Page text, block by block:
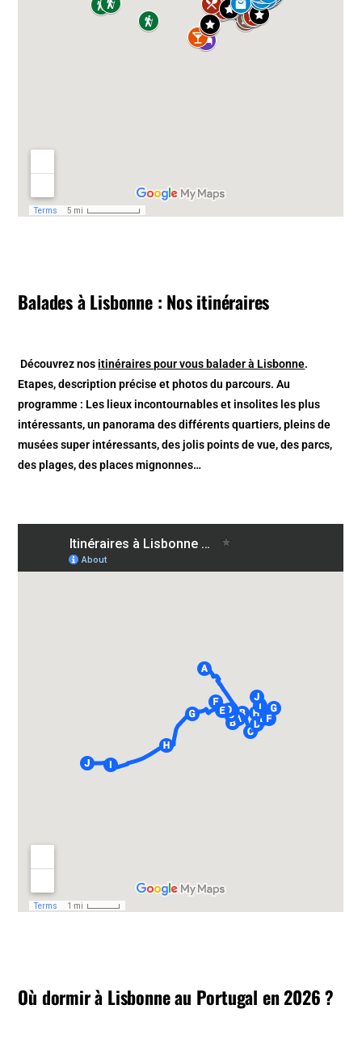
Balades à Lisbonne : Nos itinéraires
Découvrez nos itinéraires pour vous balader à Lisbonne.
Etapes, description précise et photos du parcours. Au
programme : Les lieux incontournables et insolites les plus
intéressants, un panorama des différents quartiers, pleins de
musées super intéressants, des jolis points de vue, des parcs,
des plages, des places mignonnes…
Où dormir à Lisbonne au Portugal en 2026 ?